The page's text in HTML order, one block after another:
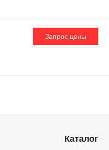
Каталог